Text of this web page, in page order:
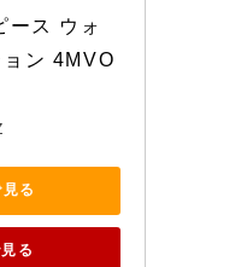
ース ウォ
ン 4MVO
る
る